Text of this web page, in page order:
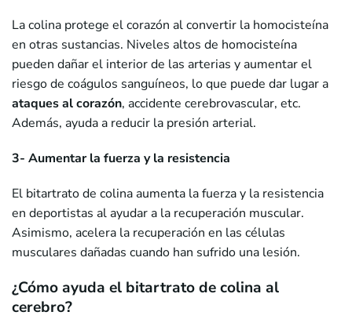
La colina protege el corazón al convertir la homocisteína
en otras sustancias. Niveles altos de homocisteína
pueden dañar el interior de las arterias y aumentar el
riesgo de coágulos sanguíneos, lo que puede dar lugar a
ataques al corazón, accidente cerebrovascular, etc.
Además, ayuda a reducir la presión arterial.
3- Aumentar la fuerza y la resistencia
El bitartrato de colina aumenta la fuerza y la resistencia
en deportistas al ayudar a la recuperación muscular.
Asimismo, acelera la recuperación en las células
musculares dañadas cuando han sufrido una lesión.
¿Cómo ayuda el bitartrato de colina al
cerebro?